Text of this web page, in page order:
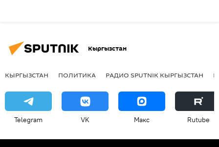
Кыргызстан
КЫРГЫЗСТАН ПОЛИТИКА РАДИО SPUTNIK КЫРГЫЗСТАН
Telegram VK Макс Rutube